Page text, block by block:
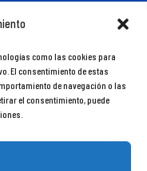
como las cookies para
El consentimiento de estas
de navegación o las
el consentimiento, puede